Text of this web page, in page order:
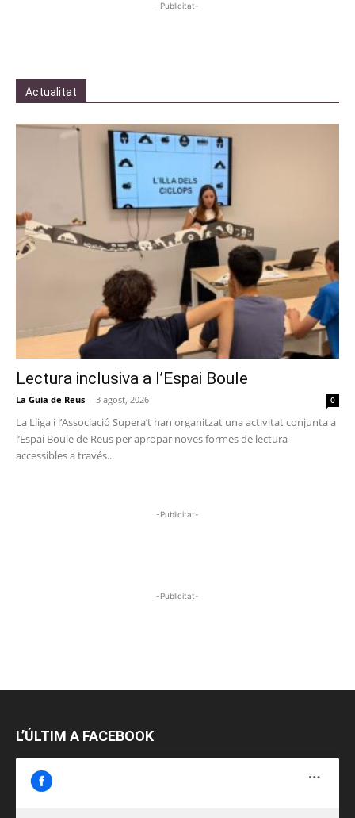
-Publicitat-
Actualitat
Lectura inclusiva a l’Espai Boule
La Guia de Reus - 3 agost, 2026 0
La Lliga i l’Associació Supera’t han organitzat una activitat conjunta a
l’Espai Boule de Reus per apropar noves formes de lectura
accessibles a través...
-Publicitat-
-Publicitat-
L’ÚLTIM A FACEBOOK